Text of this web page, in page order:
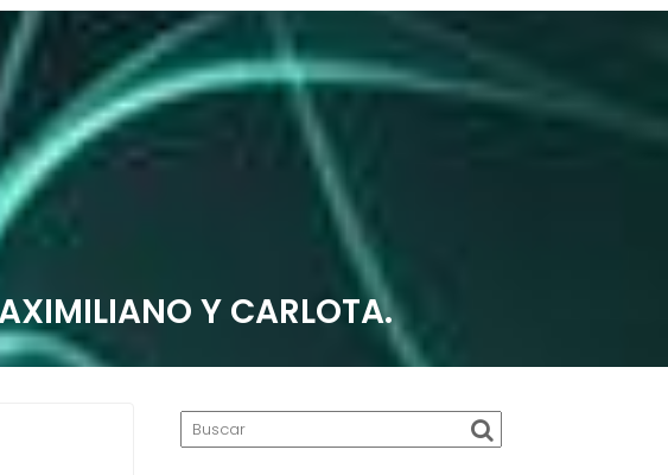
Y CARLOTA.